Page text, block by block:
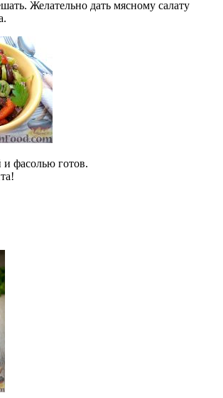
Желательно дать мясному салату
и фасолью готов.